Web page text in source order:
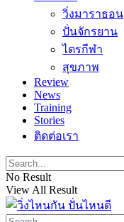
วิ่งมาราธอน
ปั่นจักรยาน
ไตรกีฬา
สุขภาพ
Review
News
Training
Stories
ติดต่อเรา
No Result
View All Result